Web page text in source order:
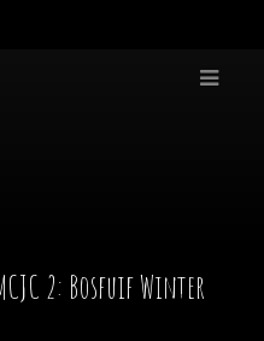
2: Bosfuif Winter